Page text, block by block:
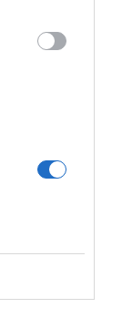
να
Σωτήρος